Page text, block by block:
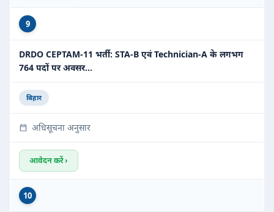
9
DRDO CEPTAM-11 भर्ती: STA-B एवं Technician-A के लगभग
764 पदों पर अवसर…
बिहार
अधिसूचना अनुसार
आवेदन करें ›
10